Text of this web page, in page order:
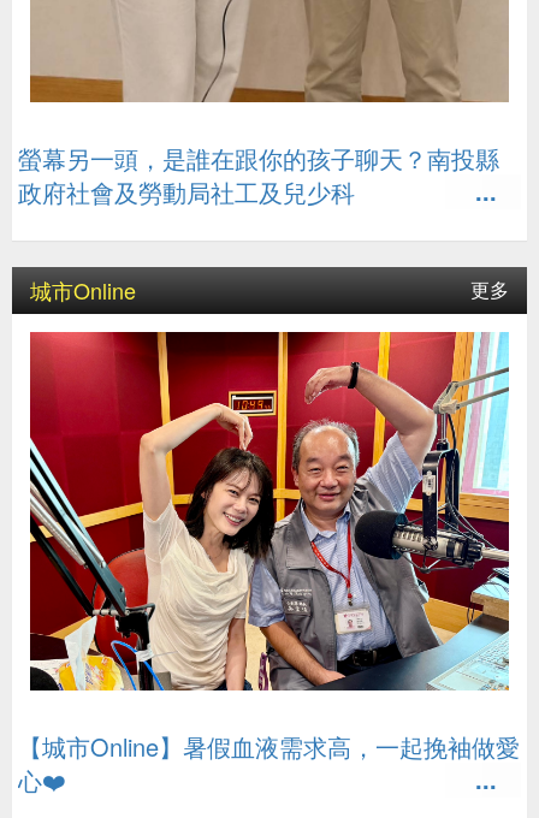
螢幕另一頭，是誰在跟你的孩子聊天？南投縣
政府社會及勞動局社工及兒少科
城市Online 更多
【城市Online】暑假血液需求高，一起挽袖做愛
心❤️